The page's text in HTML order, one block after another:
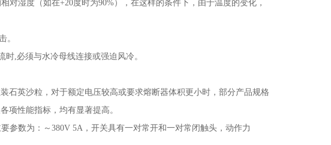
对湿度（如在+20度时为90%），在这样的条件下，由于温度的变化，
。
时,必须与水冷母线连接或强迫风冷。
石英沙粒，对于额定电压较高或要求熔断器体积更小时，部分产品规格
项性能指标，均有显著提高。
参数为：～380V 5A ，开关具有一对常开和一对常闭触头，动作力